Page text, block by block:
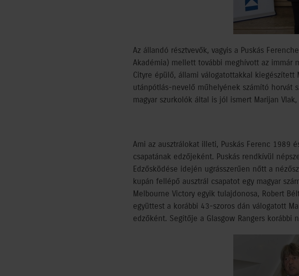
Az állandó résztvevők, vagyis a Puskás
Akadémia) mellett további meghívott az immár
Cityre épülő, állami válogatottakkal
utánpótlás-nevelő műhelyének számító horvát
magyar szurkolók által is jól ismert Marijan
Ami az ausztrálokat illeti, Puskás Ferenc 1989
csapatának edzőjeként. Puskás rendkívül
Edzősködése idején ugrásszerűen nőtt a
kupán fellépő ausztrál csapatot egy magyar
Melbourne Victory egyik tulajdonosa, Robert
együttest a korábbi 43-szoros dán válogatott
edzőként. Segítője a Glasgow Rangers korábbi